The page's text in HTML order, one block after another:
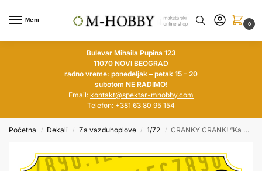
Meni
0
Bulevar Mihaila Pupina 123
11070 NOVI BEOGRAD
radno vreme: ponedeljak – petak 15 – 20
subotom NE RADIMO!
Email: kontakt@spektar-mhobby.com
Telefon: +381 63 80 95 154
Početna / Dekali / Za vazduhoplove / 1/72 / CRANKY CRANK! “Ka und Ka”, Austro-Hungarian Numerals